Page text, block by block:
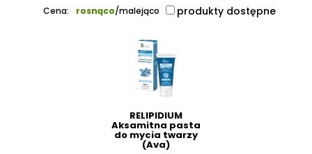
Cena: rosnąco/malejąco produkty dostępne
RELIPIDIUM
Aksamitna pasta
do mycia twarzy
(Ava)